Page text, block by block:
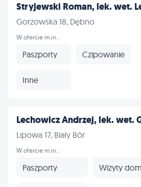
Stryjewski Roman, lek. wet.
Gorzowska 18, Dębno
W ofercie m.in.:
Paszporty Czipowanie
Inne
Lechowicz Andrzej, lek. wet.
Lipowa 17, Biały Bór
W ofercie m.in.:
Paszporty Wizyty